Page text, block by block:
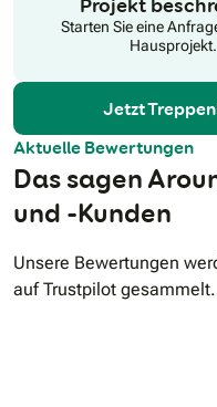
Projekt
Starten Sie eine
Hausprojekt.
Jetzt
Aktuelle Bewertungen
Das sagen
und -Kunden
Unsere Bewertungen
auf Trustpilot